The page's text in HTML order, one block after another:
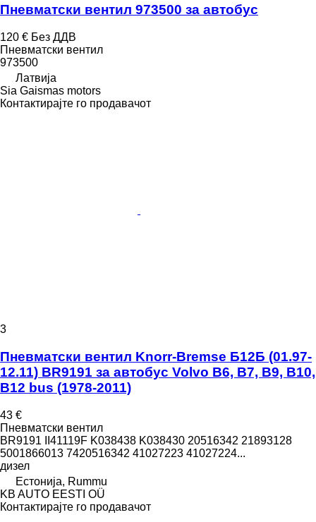
Пневматски вентил 973500 за автобус
120 € Без ДДВ
Пневматски вентил
973500
Латвија
Sia Gaismas motors
Контактирајте го продавачот
3
Пневматски вентил Knorr-Bremse Б12Б (01.97-
12.11) BR9191 за автобус Volvo B6, B7, B9, B10,
B12 bus (1978-2011)
43 €
Пневматски вентил
BR9191 II41119F K038438 K038430 20516342 21893128
5001866013 7420516342 41027223 41027224...
дизел
Естонија, Rummu
KB AUTO EESTI OÜ
Контактирајте го продавачот